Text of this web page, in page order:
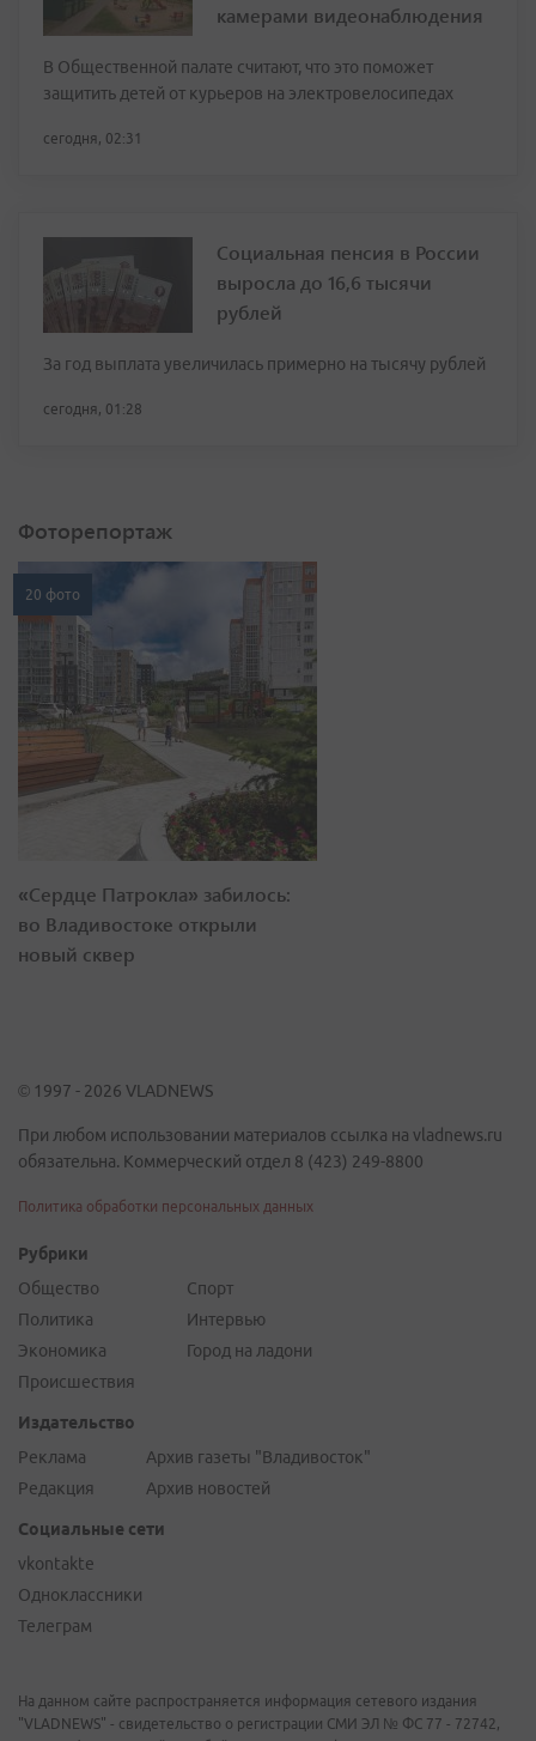
камерами видеонаблюдения
В Общественной палате считают, что это поможет
защитить детей от курьеров на электровелосипедах
сегодня, 02:31
Социальная пенсия в России
выросла до 16,6 тысячи
рублей
За год выплата увеличилась примерно на тысячу рублей
сегодня, 01:28
Фоторепортаж
20 фото
«Сердце Патрокла» забилось:
во Владивостоке открыли
новый сквер
© 1997 - 2026 VLADNEWS
При любом использовании материалов ссылка на vladnews.ru
обязательна. Коммерческий отдел 8 (423) 249-8800
Политика обработки персональных данных
Рубрики
Общество
Политика
Экономика
Происшествия
Спорт
Интервью
Город на ладони
Издательство
Реклама
Редакция
Архив газеты "Владивосток"
Архив новостей
Социальные сети
vkontakte
Одноклассники
Телеграм
На данном сайте распространяется информация сетевого издания
"VLADNEWS" - свидетельство о регистрации СМИ ЭЛ № ФС 77 - 72742,